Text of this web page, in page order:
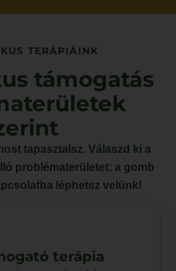
TERÁPIÁINK
támogatás
tapasztalsz. Válaszd ki a
problématerületet; a gomb
léphetsz velünk!
terápia